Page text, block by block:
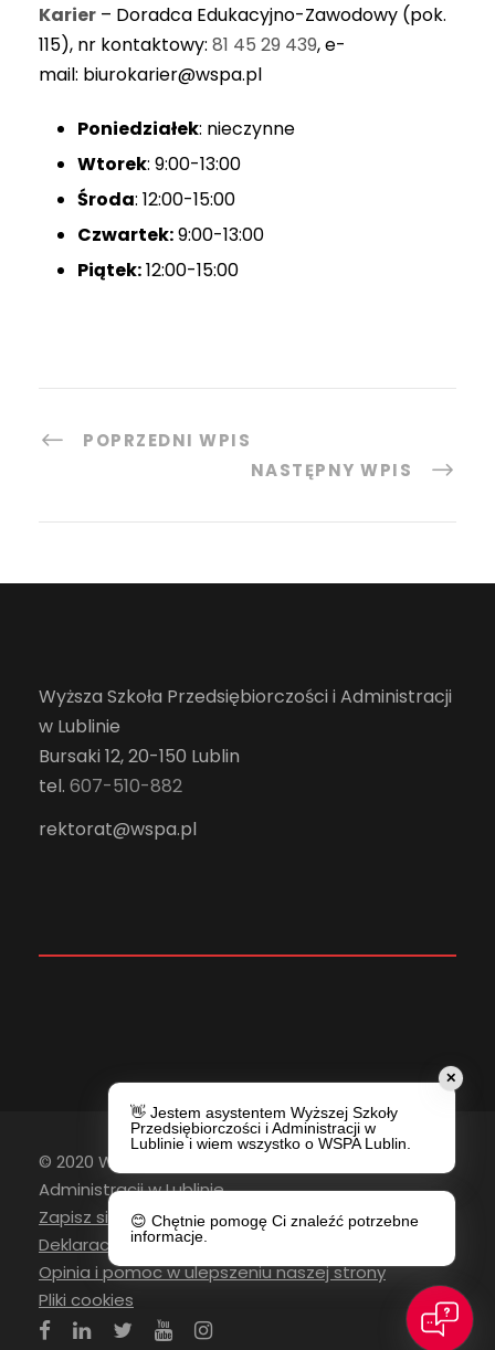
Karier – Doradca Edukacyjno-Zawodowy (pok.
115), nr kontaktowy: 81 45 29 439, e-
mail: biurokarier@wspa.pl
Poniedziałek: nieczynne
Wtorek: 9:00-13:00
Środa: 12:00-15:00
Czwartek:9:00-13:00
Piątek:12:00-15:00
POPRZEDNI WPIS
NASTĘPNY WPIS
Wyższa Szkoła Przedsiębiorczości i Administracji
w Lublinie
Bursaki 12, 20-150 Lublin
tel. 607-510-882
rektorat@wspa.pl
© 2020 Wyższa Szkoła Przedsiębiorczości i
Administracji w Lublinie
Zapisz się do newslettera
Deklaracja Dostępności
Opinia i pomoc w ulepszeniu naszej strony
Pliki cookies
✕
👋 Jestem asystentem Wyższej Szkoły
Przedsiębiorczości i Administracji w
Lublinie i wiem wszystko o WSPA Lublin.
😊 Chętnie pomogę Ci znaleźć potrzebne
informacje.